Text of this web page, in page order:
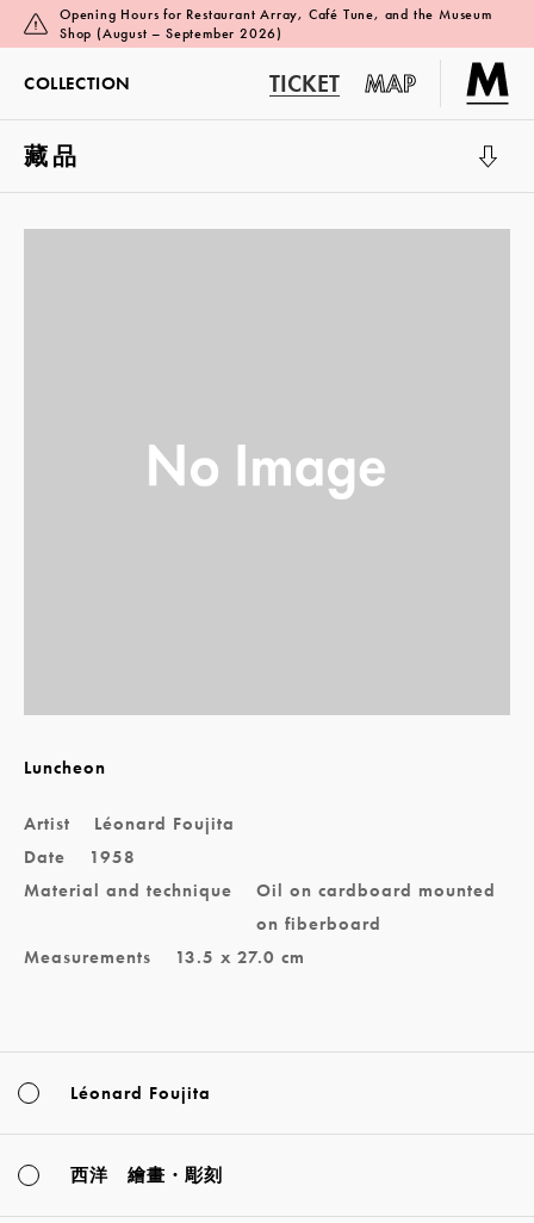
Opening Hours for Restaurant Array, Café Tune, and the Museum
Shop (August – September 2026)
COLLECTION TICKET MAP
藏品
Luncheon
Artist
Léonard Foujita
Date
1958
Material and technique
Oil on cardboard mounted
on fiberboard
Measurements
13.5 x 27.0 cm
Léonard Foujita
西洋 繪畫・彫刻